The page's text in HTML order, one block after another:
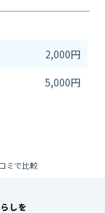
2,000円
5,000円
ミで比較